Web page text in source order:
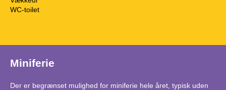
WC-toilet
Miniferie
Der er begrænset mulighed for miniferie hele året, typisk uden